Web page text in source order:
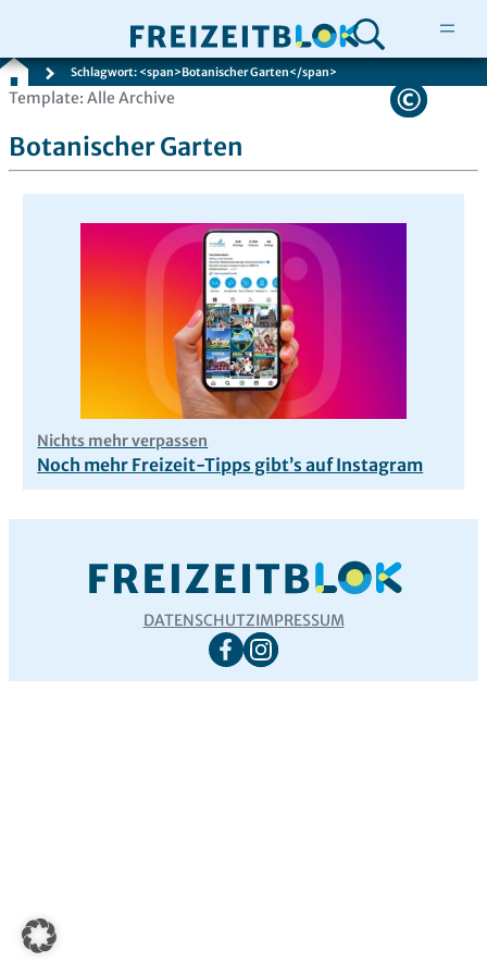
Zum
springen
Schlagwort: <span>Botanischer Garten</span>
Template: Alle Archive
Botanischer Garten
Nichts mehr verpassen
Noch mehr Freizeit-Tipps gibt’s auf Instagram
DATENSCHUTZIMPRESSUM